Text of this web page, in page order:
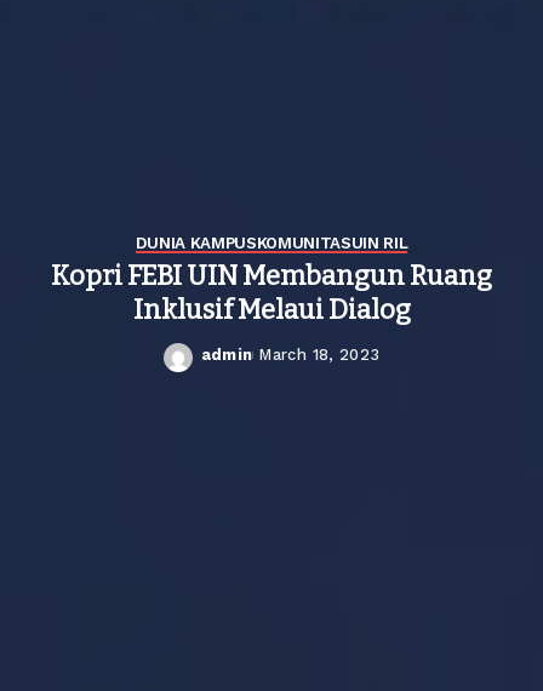
DUNIA KAMPUSKOMUNITASUIN RIL
Kopri FEBI UIN Membangun Ruang
Inklusif Melaui Dialog
Posted
admin March 18, 2023